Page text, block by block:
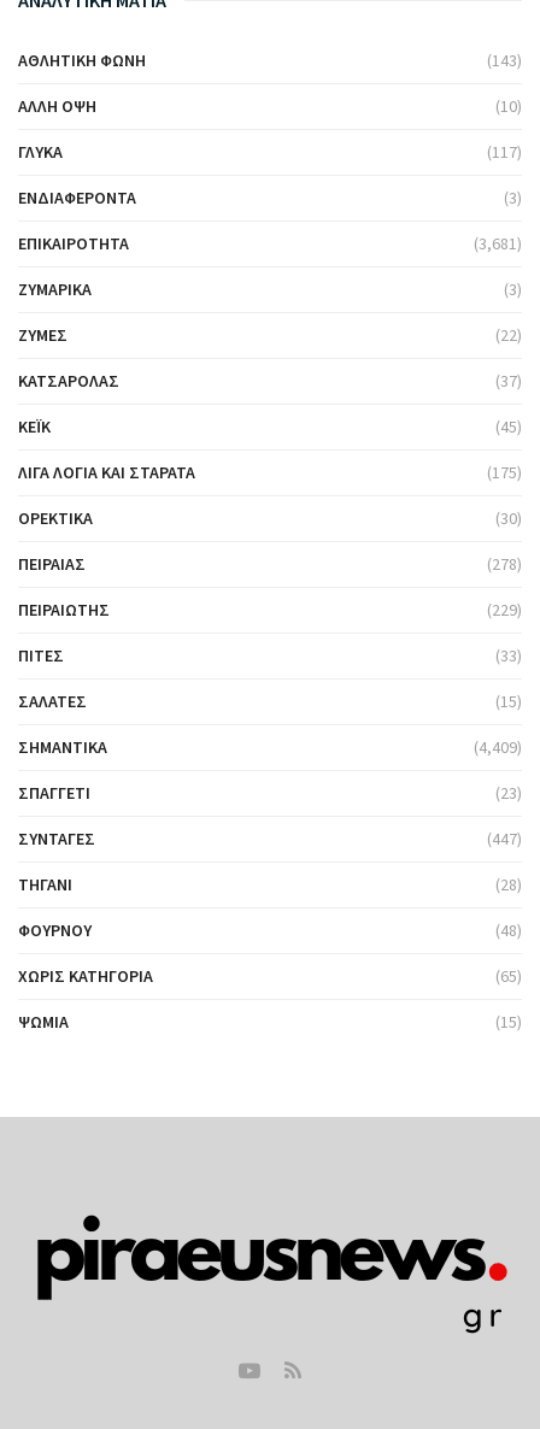
ΑΘΛΗΤΙΚΉ ΦΩΝΉ (143)
ΆΛΛΗ ΌΨΗ (10)
ΓΛΥΚΆ (117)
ΕΝΔΙΑΦΈΡΟΝΤΑ (3)
ΕΠΙΚΑΙΡΌΤΗΤΑ (3,681)
ΖΥΜΑΡΙΚΆ (3)
ΖΎΜΕΣ (22)
ΚΑΤΣΑΡΌΛΑΣ (37)
ΚΈΙΚ (45)
ΛΊΓΑ ΛΌΓΙΑ ΚΑΙ ΣΤΑΡΆΤΑ (175)
ΟΡΕΚΤΙΚΆ (30)
ΠΕΙΡΑΙΆΣ (278)
ΠΕΙΡΑΙΏΤΗΣ (229)
ΠΊΤΕΣ (33)
ΣΑΛΆΤΕΣ (15)
ΣΗΜΑΝΤΙΚΆ (4,409)
ΣΠΑΓΓΈΤΙ (23)
ΣΥΝΤΑΓΈΣ (447)
ΤΗΓΆΝΙ (28)
ΦΟΎΡΝΟΥ (48)
ΧΩΡΊΣ ΚΑΤΗΓΟΡΊΑ (65)
ΨΩΜΙΆ (15)